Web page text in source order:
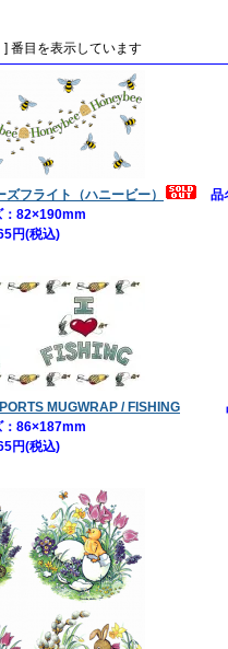
] 番目を表示しています
フライト（ハニービー）
：82×190mm
円(税込)
品
MUGWRAP / FISHING
：86×187mm
円(税込)